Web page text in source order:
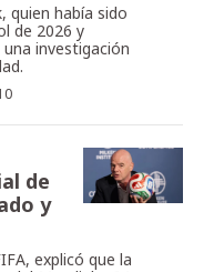
quien había sido
de 2026 y
investigación
de
y
explicó que la